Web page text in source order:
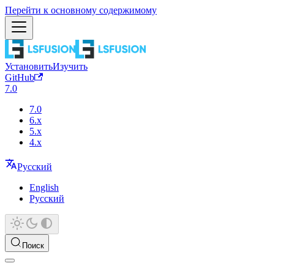
Перейти к основному содержимому
УстановитьИзучить
GitHub
7.0
7.0
6.x
5.x
4.x
Русский
English
Русский
Поиск